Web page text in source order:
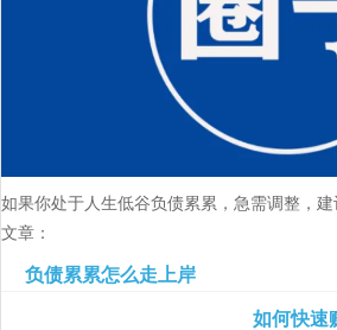
如果你处于人生低谷负债累累，急需调整，
文章：
负债累累怎么走上岸
如何快速